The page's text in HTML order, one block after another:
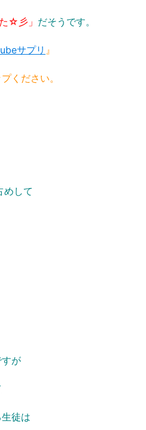
☆彡」 だそうです。
サプリ 』
ください。
めして
が
徒は